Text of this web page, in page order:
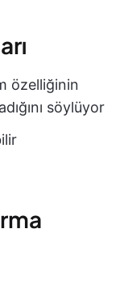
özelliğinin
söylüyor